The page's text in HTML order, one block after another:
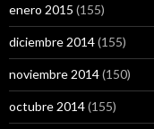
enero 2015 (155)
diciembre 2014(155)
noviembre 2014(150)
octubre 2014(155)